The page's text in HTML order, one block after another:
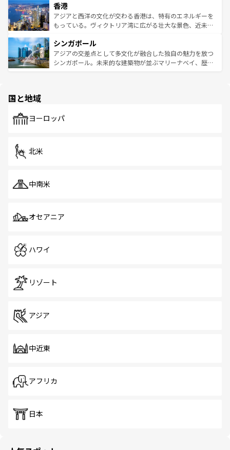
とつ。フォーやバインミー、ベトナムコーヒーなどは、ぜ
ひ現地で味わいたい。どの地域を訪れてもあたたかい人々
が旅行者を迎えてくれるので、きっと忘れられない旅にな
参照してほしい。
の活気が交差している。北部ではチェンマイなどの山岳地
帯で自然と触れ合い、南部ではプーケットやクラビの美し
いビーチでリゾート気分を楽しむことができる。タイ料理
激する。気候は一年中温暖で、どの季節にも異なる楽しみ
が待っている。親しみやすいタイの人々、仏教を中心とし
た文化、そして多様な観光資源が、訪れる旅人を魅了し続
香港
アジアと西洋の文化が交わる香港は、特有のエネルギーを
もっている。ヴィクトリア湾に広がる壮大な景色、近未来
み、どこを訪れても感動するはず。観光スポットが密集し
ており、効率よく見どころを回れるのも魅力。息をのむよ
うな絶景から文化的な体験まで、香港を存分に楽しみ尽く
シンガポール
アジアの交差点として多文化が融合した独自の魅力を放つ
シンガポール。未来的な建築物が並ぶマリーナベイ、歴史
で、ホーカーズは地元の風情を楽しめる外せないスポット
国と地域
ヨーロッパ
北米
中南米
オセアニア
ハワイ
リゾート
アジア
中近東
アフリカ
日本